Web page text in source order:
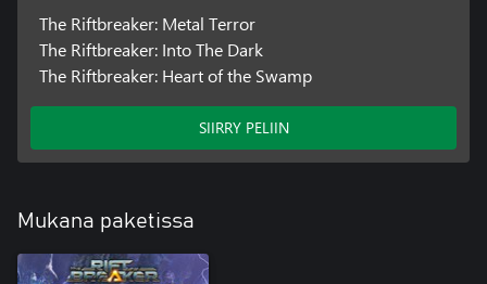
The Riftbreaker: Metal Terror
The Riftbreaker: Into The Dark
The Riftbreaker: Heart of the Swamp
SIIRRY PELIIN
Mukana paketissa